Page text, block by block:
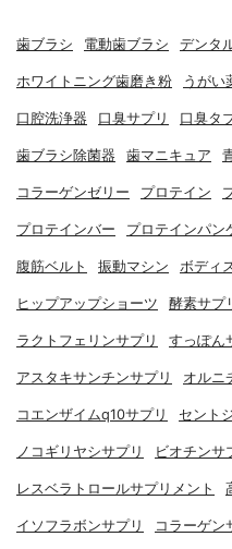
歯ブラシ 電動歯ブラシ デンタ
ホワイトニング歯磨き粉 うがい
口腔洗浄器 口臭サプリ 口臭タ
歯ブラシ除菌器 歯マニキュア
コラーゲンゼリー プロテイン
プロテインバー プロテインパン
腹筋ベルト 振動マシン ボディ
ヒップアップショーツ 酵素サプ
ラクトフェリンサプリ すっぽん
アスタキサンチンサプリ オルニ
コエンザイムq10サプリ セント
ノコギリヤシサプリ ビオチンサ
レスベラトロールサプリメント
イソフラボンサプリ コラーゲン